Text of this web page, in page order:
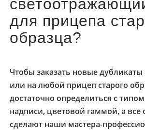
для прицепа
образца?
Чтобы заказать новые
или на любой прицеп старого
достаточно определиться с
надписи, цветовой гаммой, а все
сделают наши мастера-